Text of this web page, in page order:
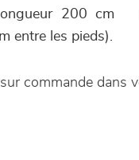
200 cm
entre les pieds).
commande dans